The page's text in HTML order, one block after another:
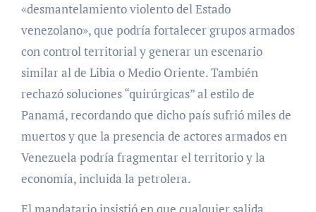
«desmantelamiento violento del Estado
venezolano», que podría fortalecer grupos armados
con control territorial y generar un escenario
similar al de Libia o Medio Oriente. También
rechazó soluciones “quirúrgicas” al estilo de
Panamá, recordando que dicho país sufrió miles de
muertos y que la presencia de actores armados en
Venezuela podría fragmentar el territorio y la
economía, incluida la petrolera.